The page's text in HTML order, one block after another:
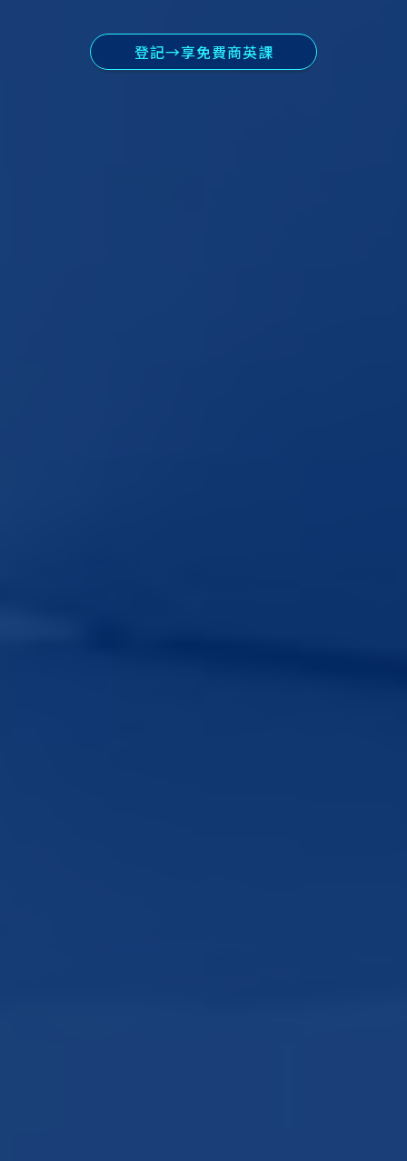
登記→享免費商英課